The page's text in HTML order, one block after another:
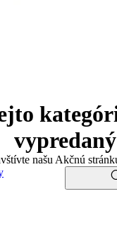
vypredaný
našu Akčnú